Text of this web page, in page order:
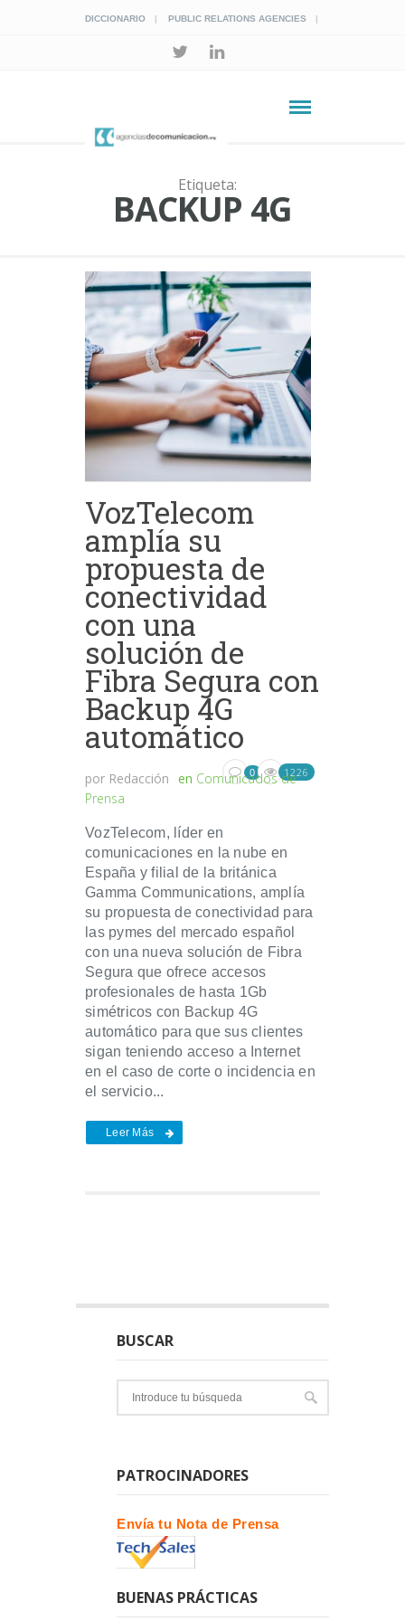
DICCIONARIO PUBLIC RELATIONS AGENCIES
Etiqueta:
BACKUP 4G
VozTelecom
amplía su
propuesta de
conectividad
con una
solución de
Fibra Segura con
Backup 4G
automático
por Redacción en Comunicados de
Prensa
0 1226
VozTelecom, líder en
comunicaciones en la nube en
España y filial de la británica
Gamma Communications, amplía
su propuesta de conectividad para
las pymes del mercado español
con una nueva solución de Fibra
Segura que ofrece accesos
profesionales de hasta 1Gb
simétricos con Backup 4G
automático para que sus clientes
sigan teniendo acceso a Internet
en el caso de corte o incidencia en
el servicio...
Leer Más
BUSCAR
PATROCINADORES
Envía tu Nota de Prensa
BUENAS PRÁCTICAS